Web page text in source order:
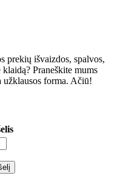
prekių išvaizdos, spalvos,
Praneškite mums
užklausos forma. Ačiū!